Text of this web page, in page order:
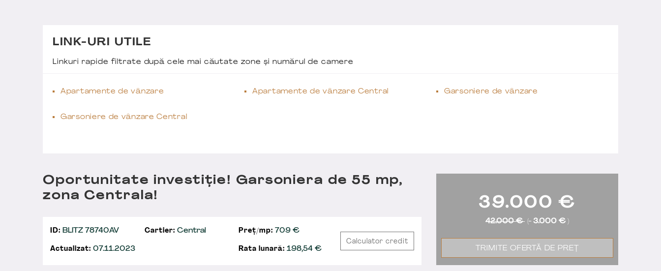
LINK-URI UTILE
Linkuri rapide filtrate după cele mai căutate zone și numărul de camere
Apartamente de vânzare Apartamente de vânzare Central Garsoniere de vânzare
Garsoniere de vânzare Central
Oportunitate investiție! Garsoniera de 55 mp,
zona Centrala!
ID: BLITZ 78740AV Cartier: Central Preț/mp: 709 €
Actualizat: 07.11.2023 Rata lunară:198,54 €
Calculator credit
39.000 €
42.000 € (- 3.000 € )
TRIMITE OFERTĂ DE PREȚ